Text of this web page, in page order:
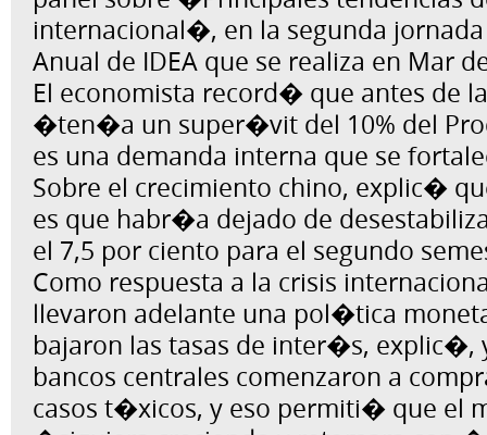
internacional�, en la segunda
Anual de IDEA que se realiza en Mar
El economista record� que antes de
�ten�a un super�vit del 10% del
es una demanda interna que se
Sobre el crecimiento chino, explic�
es que habr�a dejado de
el 7,5 por ciento para el segundo
Como respuesta a la crisis
llevaron adelante una pol�tica
bajaron las tasas de inter�s,
bancos centrales comenzaron a
casos t�xicos, y eso permiti� que el